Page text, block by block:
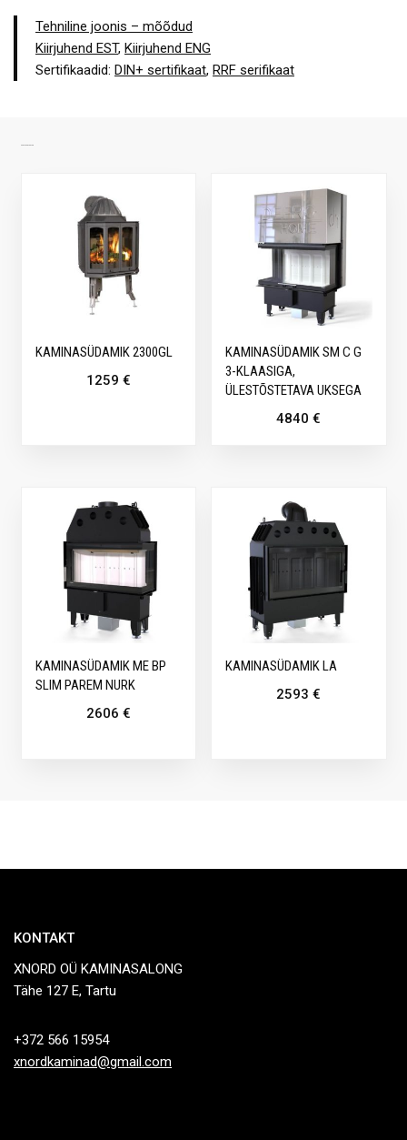
Tehniline joonis – mõõdud
Kiirjuhend EST, Kiirjuhend ENG
Sertifikaadid: DIN+ sertifikaat, RRF serifikaat
KAMINASÜDAMIK 2300GL
1259 €
KAMINASÜDAMIK SM C G
3-KLAASIGA,
ÜLESTÕSTETAVA UKSEGA
4840€
KAMINASÜDAMIK ME BP
SLIM PAREM NURK
2606 €
KAMINASÜDAMIK LA
2593€
KONTAKT
XNORD OÜ KAMINASALONG
Tähe 127 E, Tartu
+372 566 15954
xnordkaminad@gmail.com